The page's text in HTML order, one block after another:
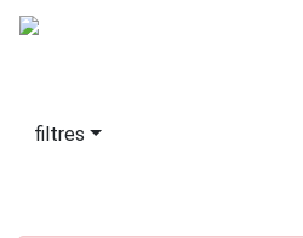
filtres